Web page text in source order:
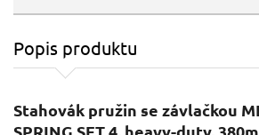
Popis produktu
Stahovák pružin se závlačkou